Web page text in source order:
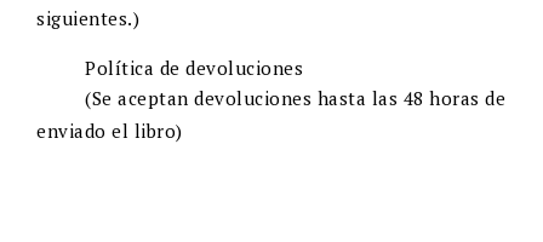
siguientes.)
Política de devoluciones
(Se aceptan devoluciones hasta las 48 horas de
enviado el libro)